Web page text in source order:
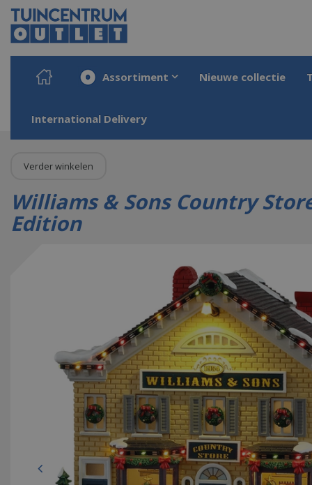
Ga
naar
content
Home Producten Onze merken
Assortiment Nieuwe collectie
International Delivery
Verder winkelen
Williams & Sons Country
Edition